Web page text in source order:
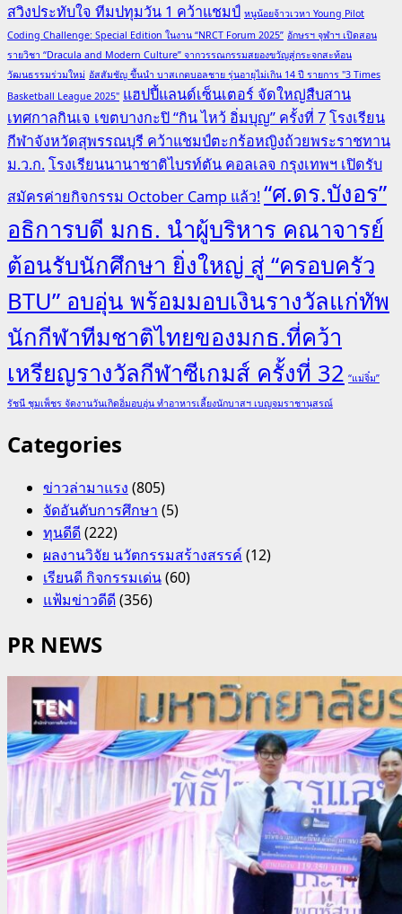
สวิงประทับใจ ทีมปทุมวัน 1 คว้าแชมป์ หนูน้อยจ้าวเวหา Young Pilot
Coding Challenge: Special Edition ในงาน “NRCT Forum 2025” อักษรฯ จุฬาฯ เปิดสอน
รายวิชา “Dracula and Modern Culture” จากวรรณกรรมสยองขวัญสู่กระจกสะท้อน
วัฒนธรรมร่วมใหม่ อัสสัมชัญ ขึ้นนำ บาสเกตบอลชาย รุ่นอายุไม่เกิน 14 ปี รายการ "3 Times
Basketball League 2025" แฮปปี้แลนด์เซ็นเตอร์ จัดใหญ่สืบสาน
เทศกาลกินเจ เขตบางกะปิ “กิน ไหว้ อิ่มบุญ” ครั้งที่ 7โรงเรียน
กีฬาจังหวัดสุพรรณบุรี คว้าแชมป์ตะกร้อหญิงถ้วยพระราชทาน
ม.ว.ก.โรงเรียนนานาชาติไบรท์ตัน คอลเลจ กรุงเทพฯ เปิดรับ
สมัครค่ายกิจกรรม October Camp แล้ว!“ศ.ดร.บังอร”
อธิการบดี มกธ. นำผู้บริหาร คณาจารย์
ต้อนรับนักศึกษา ยิ่งใหญ่ สู่ “ครอบครัว
BTU” อบอุ่น พร้อมมอบเงินรางวัลแก่ทัพ
นักกีฬาทีมชาติไทยของมกธ.ที่คว้า
เหรียญรางวัลกีฬาซีเกมส์ ครั้งที่ 32 “แม่จิ๋ม”
รัชนี ชุมเพ็ชร จัดงานวันเกิดอิ่มอบอุ่น ทำอาหารเลี้ยงนักบาสฯ เบญจมราชานุสรณ์
Categories
ข่าวล่ามาแรง (805)
จัดอันดับการศึกษา (5)
ทุนดีดี(222)
ผลงานวิจัย นวัตกรรมสร้างสรรค์(12)
เรียนดี กิจกรรมเด่น(60)
แฟ้มข่าวดีดี(356)
PR NEWS